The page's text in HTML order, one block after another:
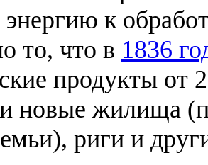
к
то, что в 1836
продукты от
новые жилища
риги и